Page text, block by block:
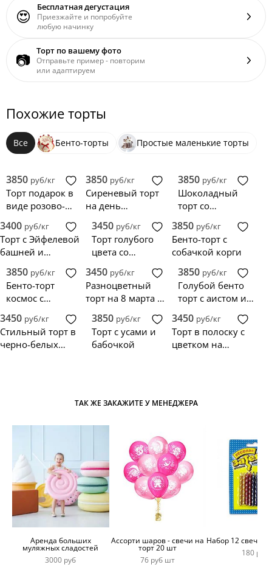
😍 Бесплатная дегустация
Приезжайте и попробуйте
любую начинку
📷 Торт по вашему фото
Отправьте пример - повторим
или адаптируем
Похожие торты
Все Бенто-торты Простые маленькие торты
3850 руб/кг
Торт подарок в
виде розово-
бантом
3850 руб/кг
Сиреневый торт
на день
женщине 40 лет
3850 руб/кг
Шоколадный
торт со
ягодами вишни
3400 руб/кг
Торт с Эйфелевой
башней и
3450 руб/кг
Торт голубого
цвета со
юбилей мужчине
40 лет
3850 руб/кг
Бенто-торт с
собачкой корги
3850 руб/кг
Бенто-торт
космос с
3450 руб/кг
Разноцветный
торт на 8 марта с
цветами
3850 руб/кг
Голубой бенто
торт с аистом и
3450 руб/кг
Стильный торт в
черно-белых
3850 руб/кг
Торт с усами и
бабочкой
3450 руб/кг
Торт в полоску с
цветком на
ТАК ЖЕ ЗАКАЖИТЕ У МЕНЕДЖЕРА
Аренда больших
муляжных сладостей
3000 руб
Ассорти шаров - свечи на
торт 20 шт
76 руб шт
Набор 12 свечей
180 руб